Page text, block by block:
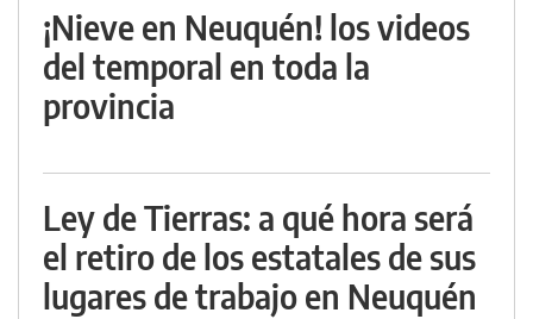
¡Nieve en Neuquén! los videos
del temporal en toda la
provincia
Ley de Tierras: a qué hora será
el retiro de los estatales de sus
lugares de trabajo en Neuquén